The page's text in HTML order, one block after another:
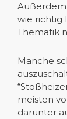
Außerdem
wie richtig
Thematik
Manche
meisten
darunter